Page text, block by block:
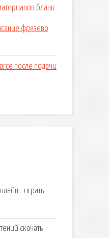
бланк
фрязево
после подачи
- играть
скачать